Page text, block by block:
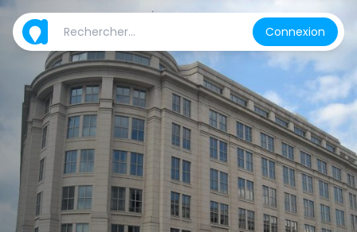
Connexion